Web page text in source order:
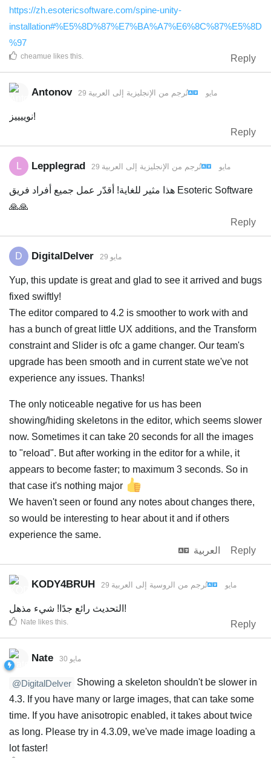
https://zh.esotericsoftware.com/spine-unity-
installation#%E5%8D%87%E7%BA%A7%E6%8C%87%E5%8D
%97
Reply
cheamue likes this.
Antonov 29 مايو تُرجم من الإنجليزية إلى العربية
نوييييز!
Reply
Lepplegrad 29 مايو تُرجم من الإنجليزية إلى العربية
هذا مثير للغاية! أقدّر عمل جميع أفراد فريق Esoteric Software
🙏🙏
Reply
D DigitalDelver 29 مايو
Yup, this update is great and glad to see it arrived and bugs
fixed swiftly!
The editor compared to 4.2 is smoother to work with and
has a bunch of great little UX additions, and the Transform
constraint and Slider is ofc a game changer. Our team's
upgrade has been smooth and in current state we've not
experience any issues. Thanks!
The only noticeable negative for us has been
showing/hiding skeletons in the editor, which seems slower
now. Sometimes it can take 20 seconds for all the images
to "reload". But after working in the editor for a while, it
appears to become faster; to maximum 3 seconds. So in
that case it's nothing major
We haven't seen or found any notes about changes there,
so would be interesting to hear about it and if others
experience the same.
العربية
Reply
KODY4BRUH 29 مايو تُرجم من الروسية إلى العربية
التحديث رائع جدًا! شيء مذهل!
Reply
Nate likes this.
Nate 30 مايو
@DigitalDelver Showing a skeleton shouldn't be slower in
4.3. If you have many or large images, that can take some
time. If you have anisotropic enabled, it takes about twice
as long. Please try in 4.3.09, we've made image loading a
lot faster!